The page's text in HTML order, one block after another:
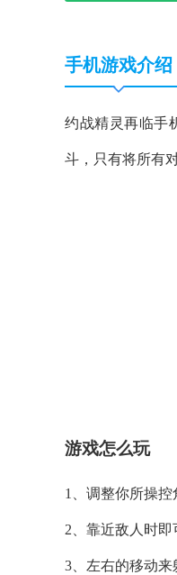
手机游戏介绍
约战精灵再临手
斗，只有将所有
游戏怎么玩
1、调整你所操控
2、靠近敌人时即
3、左右的移动来